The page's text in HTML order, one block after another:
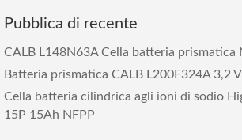
Pubblica di recente
CALB L148N63A Cella batteria prismatica
Batteria prismatica CALB L200F324A 3,2
Cella batteria cilindrica agli ioni di sodio
15P 15Ah NFPP